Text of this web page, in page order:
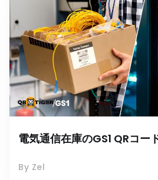
電気通信在庫のGS1 QRコー
By Zel